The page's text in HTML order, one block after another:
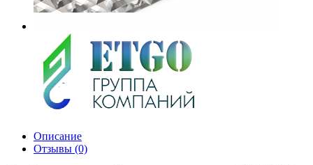
Описание
Отзывы (0)